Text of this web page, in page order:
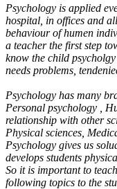
Psychology is applied
hospital, in offices and
behaviour of humen
a teacher the first step
know the child psycholgy
needs problems,
Psychology has many
Personal psychology ,
relationship with other
Physical sciences,
Psychology gives us
develops students
So it is important to
following topics to the